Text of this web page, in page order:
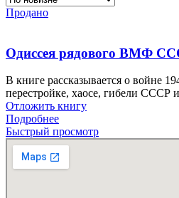
Продано
Одиссея рядового ВМФ
В книге рассказывается о войне
перестройке, хаосе, гибели СССР
Отложить книгу
Подробнее
Быстрый просмотр